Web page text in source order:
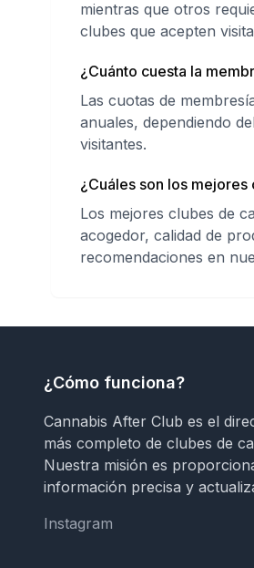
mientras que otros
clubes que acepten
¿Cuánto cuesta la
Las cuotas de
anuales, dependiendo
visitantes.
¿Cuáles son los
Los mejores clubes de
acogedor, calidad de
recomendaciones en
¿Cómo funciona?
Cannabis After Club es el
más completo de clubes de
Nuestra misión es
información precisa y
Instagram
Instagram